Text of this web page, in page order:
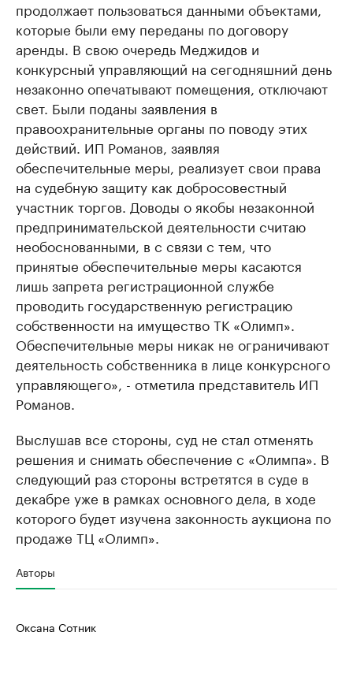
продолжает пользоваться данными объектами,
которые были ему переданы по договору
аренды. В свою очередь Меджидов и
конкурсный управляющий на сегодняшний день
незаконно опечатывают помещения, отключают
свет. Были поданы заявления в
правоохранительные органы по поводу этих
действий. ИП Романов, заявляя
обеспечительные меры, реализует свои права
на судебную защиту как добросовестный
участник торгов. Доводы о якобы незаконной
предпринимательской деятельности считаю
необоснованными, в с связи с тем, что
принятые обеспечительные меры касаются
лишь запрета регистрационной службе
проводить государственную регистрацию
собственности на имущество ТК «Олимп».
Обеспечительные меры никак не ограничивают
деятельность собственника в лице конкурсного
управляющего», - отметила представитель ИП
Романов.
Выслушав все стороны, суд не стал отменять
решения и снимать обеспечение с «Олимпа». В
следующий раз стороны встретятся в суде в
декабре уже в рамках основного дела, в ходе
которого будет изучена законность аукциона по
продаже ТЦ «Олимп».
Авторы
Оксана Сотник